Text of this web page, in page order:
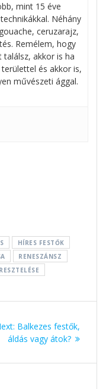
mint 15 éve
Néhány
ceruzarajz,
Remélem, hogy
akkor is ha
és akkor is,
művészeti ággal.
HÍRES FESTŐK
RENESZÁNSZ
Next
post:
Balkezes festők,
áldás vagy átok?